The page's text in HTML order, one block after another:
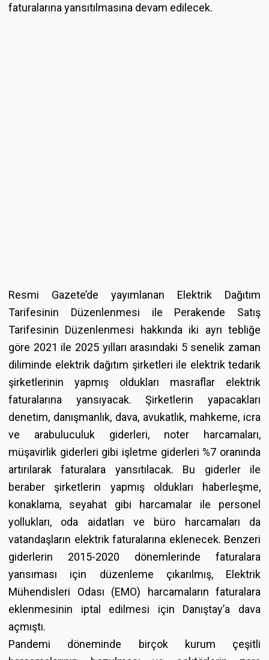
faturalarına yansıtılmasına devam edilecek.
Resmi Gazete’de yayımlanan Elektrik Dağıtım
Tarifesinin Düzenlenmesi ile Perakende Satış
Tarifesinin Düzenlenmesi hakkında iki ayrı tebliğe
göre 2021 ile 2025 yılları arasındaki 5 senelik zaman
diliminde elektrik dağıtım şirketleri ile elektrik tedarik
şirketlerinin yapmış oldukları masraflar elektrik
faturalarına yansıyacak. Şirketlerin yapacakları
denetim, danışmanlık, dava, avukatlık, mahkeme, icra
ve arabuluculuk giderleri, noter harcamaları,
müşavirlik giderleri gibi işletme giderleri %7 oranında
artırılarak faturalara yansıtılacak. Bu giderler ile
beraber şirketlerin yapmış oldukları haberleşme,
konaklama, seyahat gibi harcamalar ile personel
yollukları, oda aidatları ve büro harcamaları da
vatandaşların elektrik faturalarına eklenecek. Benzeri
giderlerin 2015-2020 dönemlerinde faturalara
yansıması için düzenleme çıkarılmış, Elektrik
Mühendisleri Odası (EMO) harcamaların faturalara
eklenmesinin iptal edilmesi için Danıştay’a dava
açmıştı.
Pandemi döneminde birçok kurum çeşitli